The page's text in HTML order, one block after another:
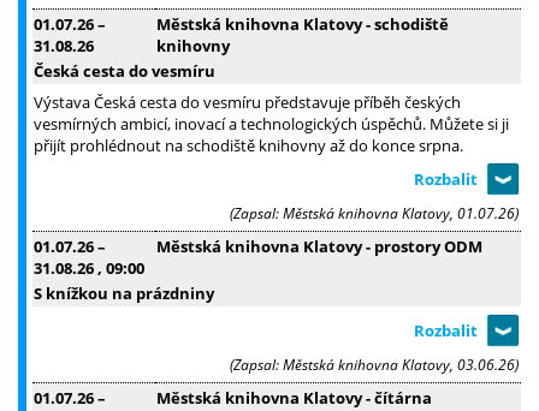
01.07.26–
31.08.26
Městská knihovna Klatovy - schodiště
knihovny
Česká cesta do vesmíru
Výstava Česká cesta do vesmíru představuje příběh českých
vesmírných ambicí, inovací a technologických úspěchů. Můžete si ji
přijít prohlédnout na schodiště knihovny až do konce srpna.
(Zapsal: Městská knihovna Klatovy, 01.07.26)
01.07.26–
31.08.26 , 09:00
Městská knihovna Klatovy - prostory ODM
S knížkou na prázdniny
(Zapsal: Městská knihovna Klatovy, 03.06.26)
01.07.26–
Městská knihovna Klatovy - čítárna